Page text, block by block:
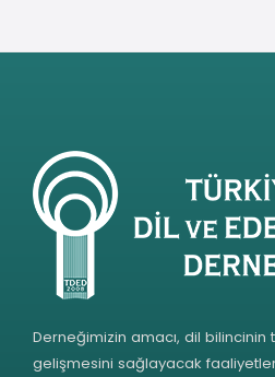
Derneğimizin amacı, dil
gelişmesini sağlayacak